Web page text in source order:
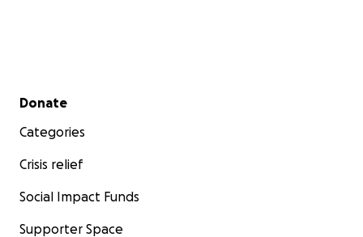
Secondary menu
Donate
Categories
Crisis relief
Social Impact Funds
Supporter Space